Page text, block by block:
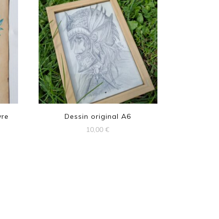
Dessin original A6
10,00€